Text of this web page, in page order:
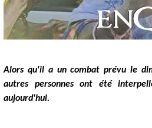
Alors qu'il a un combat prévu le
autres personnes ont été
aujourd'hui.